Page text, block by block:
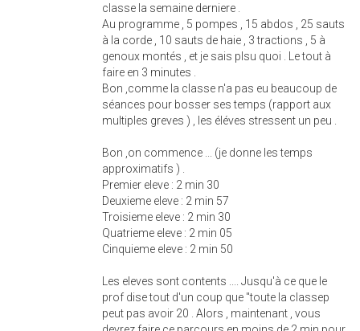
classe la semaine derniere .
Au programme , 5 pompes , 15 abdos , 25 sauts
à la corde , 10 sauts de haie , 3 tractions , 5 à
genoux montés , et je sais plsu quoi . Le tout à
faire en 3 minutes .
Bon ,comme la classe n'a pas eu beaucoup de
séances pour bosser ses temps (rapport aux
multiples greves ) , les éléves stressent un peu .
Bon ,on commence ... (je donne les temps
approximatifs ) .
Premier eleve : 2 min 30
Deuxieme eleve : 2 min 57
Troisieme eleve : 2 min 30
Quatrieme eleve : 2 min 05
Cinquieme eleve : 2 min 50
Les eleves sont contents .... Jusqu'à ce que le
prof dise tout d'un coup que "toute la classep
peut pas avoir 20 . Alors , maintenant , vous